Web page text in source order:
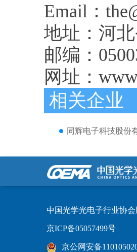
Email：
地址：河
邮编：
网址：
相关企业
同辉电子科技股份
中国光学光电子行业协会
京ICP备05057499号
京公网安备